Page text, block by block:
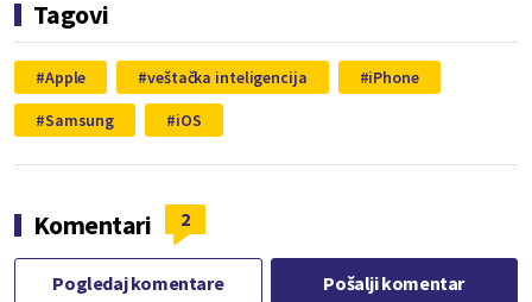
Tagovi
Apple veštačka inteligencija
iPhone
Samsung
iOS
Komentari 2
Pogledaj komentare Pošalji komentar